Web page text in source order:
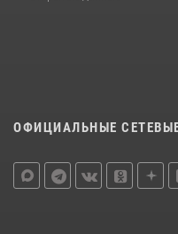
ОФИЦИАЛЬНЫЕ